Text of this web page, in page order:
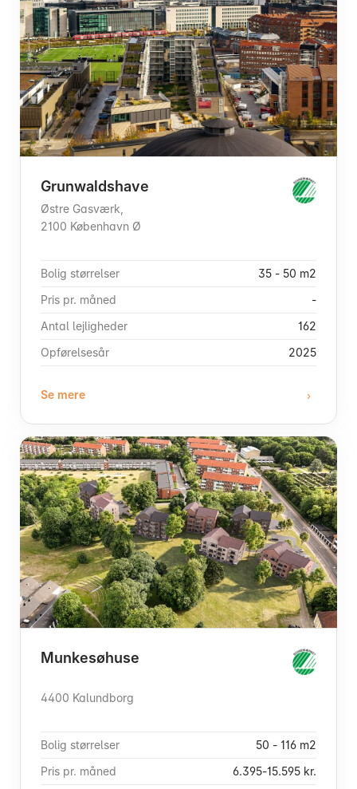
Grunwaldshave
Østre Gasværk,
2100 København Ø
Bolig størrelser
35 - 50 m2
Pris pr. måned
-
Antal lejligheder
162
Opførelsesår
2025
Se mere
Munkesøhuse
4400 Kalundborg
Bolig størrelser
50 - 116 m2
Pris pr. måned
6.395-15.595 kr.